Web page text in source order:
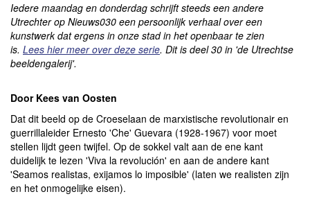
Iedere maandag en donderdag schrijft steeds een andere
Utrechter op Nieuws030 een persoonlijk verhaal over een
kunstwerk dat ergens in onze stad in het openbaar te zien
is. Lees hier meer over deze serie. Dit is deel 30 in 'de Utrechtse
beeldengalerij'.
Door Kees van Oosten
Dat dit beeld op de Croeselaan de marxistische revolutionair en
guerrillaleider Ernesto 'Che' Guevara (1928-1967) voor moet
stellen lijdt geen twijfel. Op de sokkel valt aan de ene kant
duidelijk te lezen 'Viva la revolución' en aan de andere kant
'Seamos realistas, exijamos lo imposible' (laten we realisten zijn
en het onmogelijke eisen).